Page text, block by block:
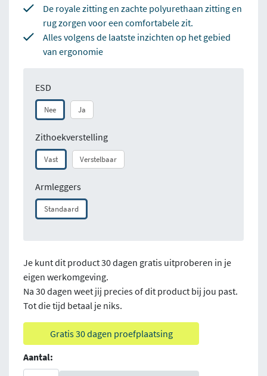
De royale zitting en zachte polyurethaan zitting en
rug zorgen voor een comfortabele zit.
Alles volgens de laatste inzichten op het gebied
van ergonomie
ESD
Nee Ja
Zithoekverstelling
Vast Verstelbaar
Armleggers
Standaard
Je kunt dit product 30 dagen gratis uitproberen in je
eigen werkomgeving.
Na 30 dagen weet jij precies of dit product bij jou past.
Tot die tijd betaal je niks.
Gratis 30 dagen proefplaatsing
Aantal: